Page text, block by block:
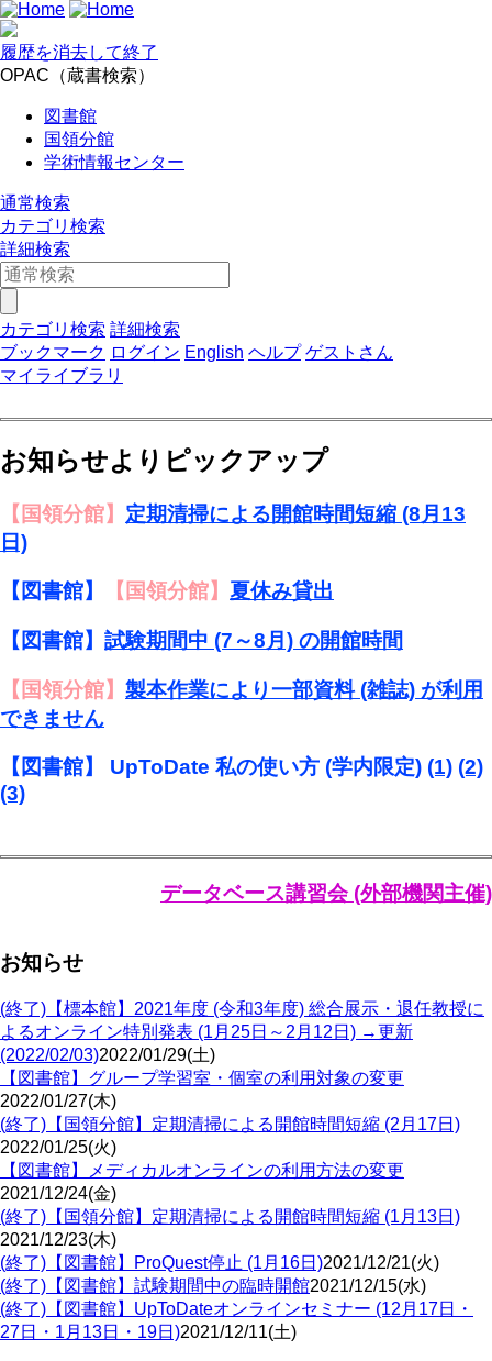
履歴を消去して終了
OPAC（蔵書検索）
図書館
国領分館
学術情報センター
通常検索
カテゴリ検索
詳細検索
カテゴリ検索 詳細検索
ブックマーク ログイン English ヘルプ ゲストさん
マイライブラリ
お知らせよりピックアップ
【国領分館】 定期清掃による開館時間短縮 (8月13
日)
【図書館】 【国領分館】 夏休み貸出
【図書館】 試験期間中 (7～8月) の開館時間
【国領分館】 製本作業により一部資料 (雑誌) が利用
できません
【図書館】 UpToDate 私の使い方 (学内限定) (1) (2)
(3)
データベース講習会 (外部機関主催)
お知らせ
(終了)【標本館】2021年度 (令和3年度) 総合展示・退任教授に
よるオンライン特別発表 (1月25日～2月12日) →更新
(2022/02/03)2022/01/29(土)
【図書館】グループ学習室・個室の利用対象の変更
2022/01/27(木)
(終了)【国領分館】定期清掃による開館時間短縮 (2月17日)
2022/01/25(火)
【図書館】メディカルオンラインの利用方法の変更
2021/12/24(金)
(終了)【国領分館】定期清掃による開館時間短縮 (1月13日)
2021/12/23(木)
(終了)【図書館】ProQuest停止 (1月16日)2021/12/21(火)
(終了)【図書館】試験期間中の臨時開館2021/12/15(水)
(終了)【図書館】UpToDateオンラインセミナー (12月17日・
27日・1月13日・19日)2021/12/11(土)